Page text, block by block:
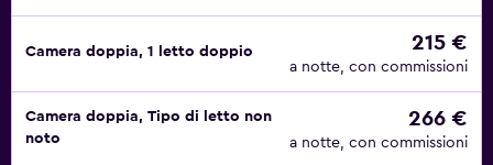
Camera doppia, 1 letto doppio 215 €
a notte, con commissioni
Camera doppia, Tipo di letto non
noto
266 €
a notte, con commissioni